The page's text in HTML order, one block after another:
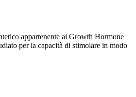
appartenente ai Growth Hormone
per la capacità di stimolare in modo